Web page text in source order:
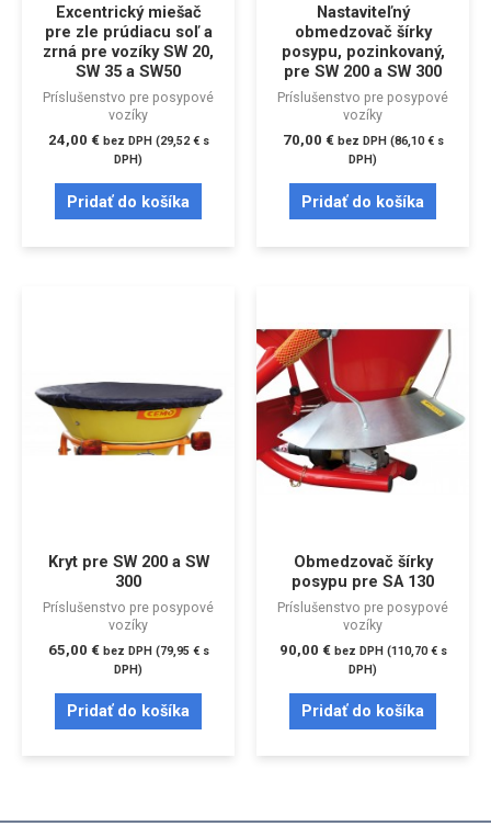
Excentrický miešač
pre zle prúdiacu soľ a
zrná pre vozíky SW 20,
SW 35 a SW50
Príslušenstvo pre posypové
vozíky
24,00 € bez DPH (29,52€s
DPH)
Pridať do košíka
Nastaviteľný
obmedzovač šírky
posypu, pozinkovaný,
pre SW 200 a SW 300
Príslušenstvo pre posypové
vozíky
70,00 € bez DPH (86,10€s
DPH)
Pridať do košíka
Kryt pre SW 200 a SW
300
Príslušenstvo pre posypové
vozíky
65,00 € bez DPH (79,95 €s
DPH)
Pridať do košíka
Obmedzovač šírky
posypu pre SA 130
Príslušenstvo pre posypové
vozíky
90,00 € bez DPH (110,70€s
DPH)
Pridať do košíka